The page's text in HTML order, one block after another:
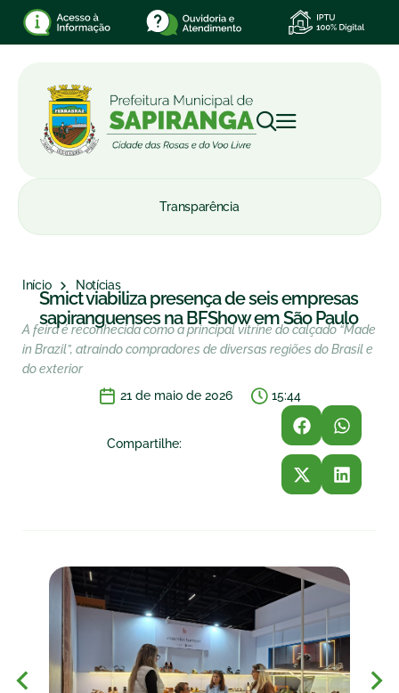
Transparência
Início Notícias
Smict viabiliza presença de seis empresas
sapiranguenses na BFShow em São Paulo
A feira é reconhecida como a principal vitrine do calçado “Made
in Brazil”, atraindo compradores de diversas regiões do Brasil e
do exterior
21 de maio de 2026
15:44
Compartilhe: